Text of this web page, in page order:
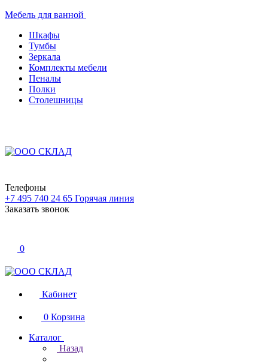
Мебель для ванной
Шкафы
Тумбы
Зеркала
Комплекты мебели
Пеналы
Полки
Столешницы
Телефоны
+7 495 740 24 65 Горячая линия
Заказать звонок
0
Кабинет
0 Корзина
Каталог
Назад